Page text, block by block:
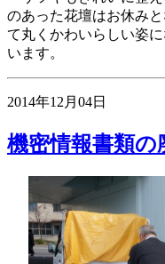
のあった花壇はお休み
て丸くかわいらしい姿
います。
2014年12月04日
機密情報書類の